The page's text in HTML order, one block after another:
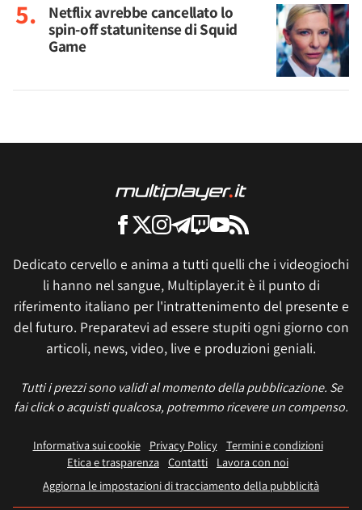
Netflix avrebbe cancellato lo
spin-off statunitense di Squid
Game
Dedicato cervello e anima a tutti quelli che i videogiochi
li hanno nel sangue, Multiplayer.it è il punto di
riferimento italiano per l'intrattenimento del presente e
del futuro. Preparatevi ad essere stupiti ogni giorno con
articoli, news, video, live e produzioni geniali.
Tutti i prezzi sono validi al momento della pubblicazione. Se
fai click o acquisti qualcosa, potremmo ricevere un compenso.
Informativa sui cookie Privacy Policy
Termini e condizioni
Etica e trasparenza Contatti
Lavora con noi
Aggiorna le impostazioni di tracciamento della pubblicità